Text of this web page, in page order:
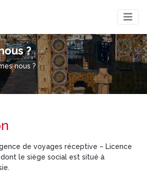
×
?
nous ?
de voyages réceptive – Licence
le siège social est situé à